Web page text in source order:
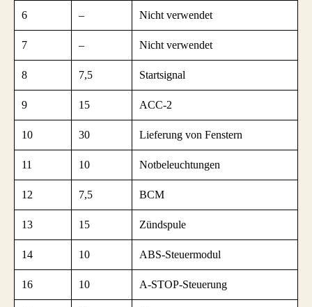
6 – Nicht verwendet
7 – Nicht verwendet
8 7,5 Startsignal
9 15 ACC-2
10 30 Lieferung von Fenstern
11 10 Notbeleuchtungen
12 7,5 BCM
13 15 Zündspule
14 10 ABS-Steuermodul
16 10 A-STOP-Steuerung